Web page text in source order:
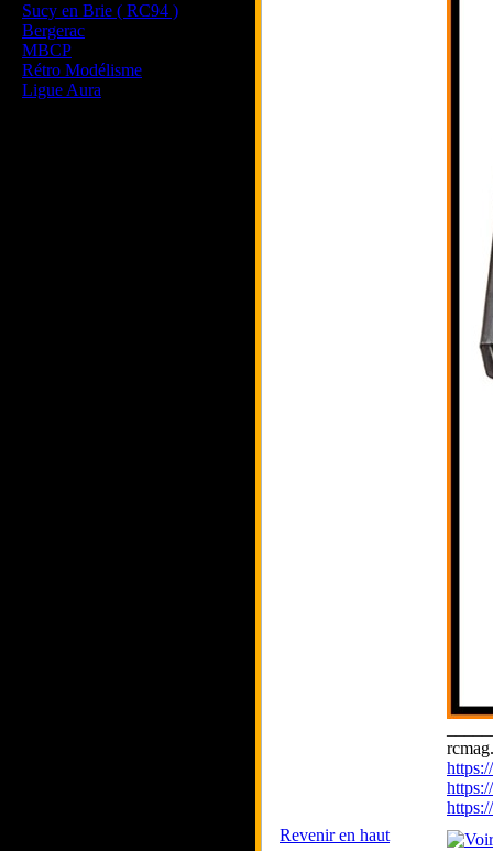
Sucy en Brie ( RC94 )
Bergerac
MBCP
Rétro Modélisme
Ligue Aura
Revenir en haut